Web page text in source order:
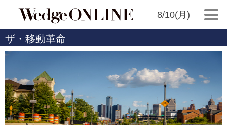
8/10(月)
ザ・移動革命